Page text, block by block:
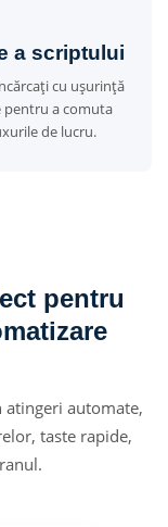
a scriptului
cu ușurință
pentru a comuta
de lucru.
pentru
atingeri automate,
taste rapide,